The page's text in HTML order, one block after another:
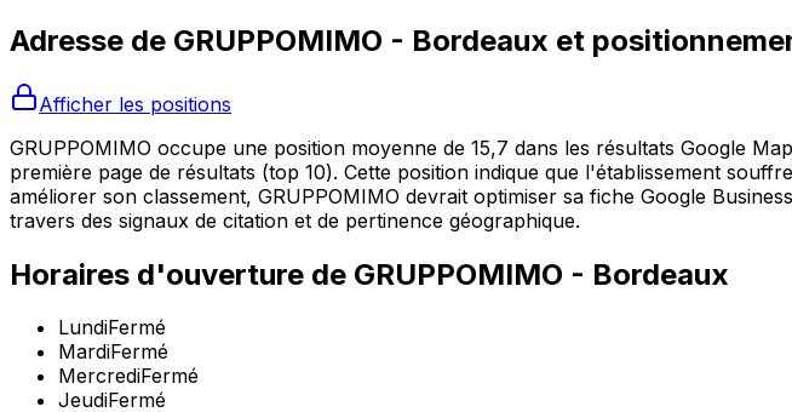
Adresse de GRUPPOMIMO - Bordeaux et
Afficher les positions
GRUPPOMIMO occupe une position moyenne de 15,7 dans les résultats Google
première page de résultats (top 10). Cette position indique que l'établissement
améliorer son classement, GRUPPOMIMO devrait optimiser sa fiche Google
travers des signaux de citation et de pertinence géographique.
Horaires d'ouverture de GRUPPOMIMO - Bordeaux
LundiFermé
MardiFermé
MercrediFermé
JeudiFermé